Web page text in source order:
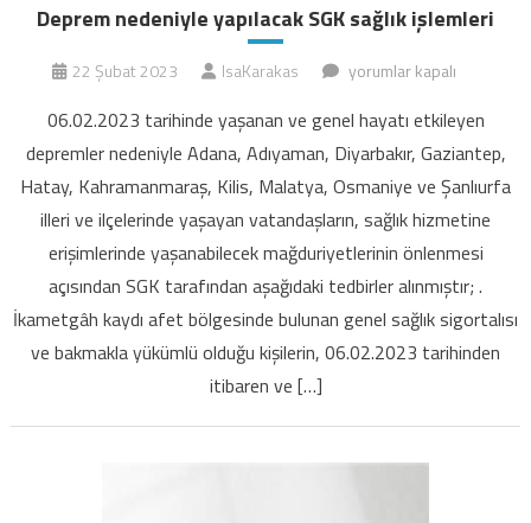
Deprem nedeniyle yapılacak SGK sağlık işlemleri
22 Şubat 2023 IsaKarakas
Deprem
yapılacak
SGK
sağlık
işlemleri
için
yorumlar kapalı
06.02.2023 tarihinde yaşanan ve genel hayatı etkileyen
depremler nedeniyle Adana, Adıyaman, Diyarbakır, Gaziantep,
Hatay, Kahramanmaraş, Kilis, Malatya, Osmaniye ve Şanlıurfa
illeri ve ilçelerinde yaşayan vatandaşların, sağlık hizmetine
erişimlerinde yaşanabilecek mağduriyetlerinin önlenmesi
açısından SGK tarafından aşağıdaki tedbirler alınmıştır; .
İkametgâh kaydı afet bölgesinde bulunan genel sağlık sigortalısı
ve bakmakla yükümlü olduğu kişilerin, 06.02.2023 tarihinden
itibaren ve […]